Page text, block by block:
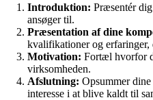
Introduktion: Præsentér
ansøger til.
Præsentation af dine
kvalifikationer og erfaringer,
Motivation: Fortæl hvorfor
virksomheden.
Afslutning: Opsummer
interesse i at blive kaldt til